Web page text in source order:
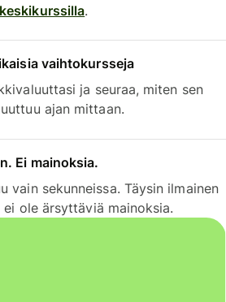
.
vaihtokursseja
ja seuraa, miten sen
ajan mittaan.
Ei mainoksia.
vain sekunneissa. Täysin ilmainen
ei ole ärsyttäviä mainoksia.